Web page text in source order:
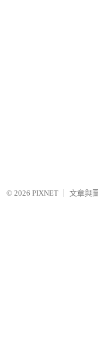
© 2026 PIXNET 文章與